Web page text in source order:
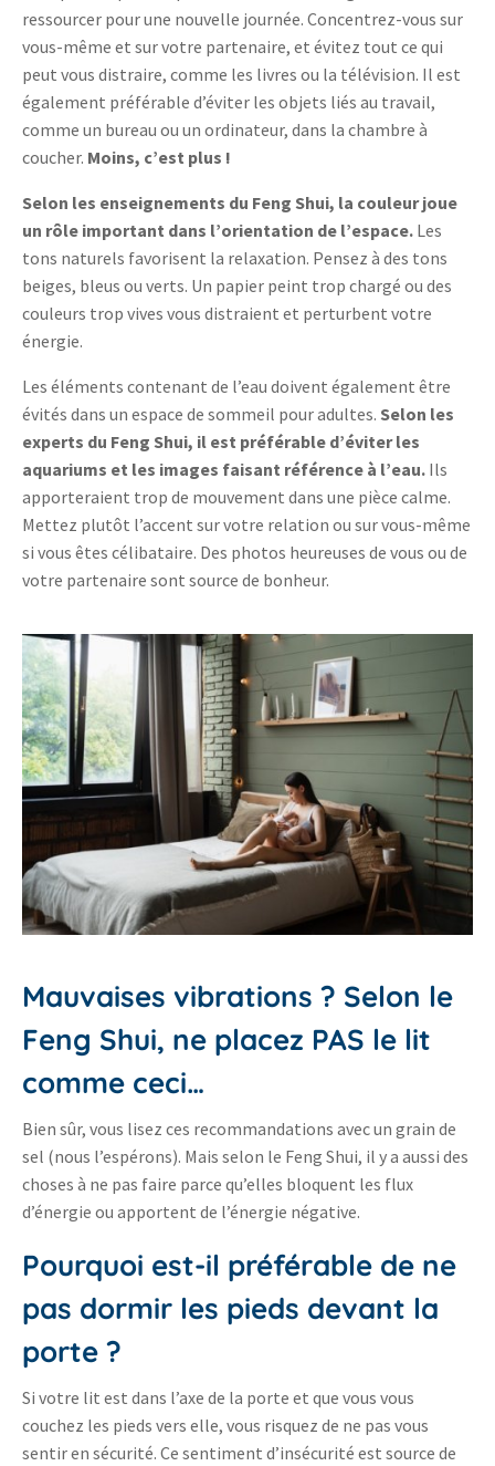
ressourcer pour une nouvelle journée. Concentrez-vous sur
vous-même et sur votre partenaire, et évitez tout ce qui
peut vous distraire, comme les livres ou la télévision. Il est
également préférable d’éviter les objets liés au travail,
comme un bureau ou un ordinateur, dans la chambre à
coucher. Moins, c’est plus !
Selon les enseignements du Feng Shui, la couleur joue
un rôle important dans l’orientation de l’espace. Les
tons naturels favorisent la relaxation. Pensez à des tons
beiges, bleus ou verts. Un papier peint trop chargé ou des
couleurs trop vives vous distraient et perturbent votre
énergie.
Les éléments contenant de l’eau doivent également être
évités dans un espace de sommeil pour adultes. Selon les
experts du Feng Shui, il est préférable d’éviter les
aquariums et les images faisant référence à l’eau. Ils
apporteraient trop de mouvement dans une pièce calme.
Mettez plutôt l’accent sur votre relation ou sur vous-même
si vous êtes célibataire. Des photos heureuses de vous ou de
votre partenaire sont source de bonheur.
Mauvaises vibrations ? Selon le
Feng Shui, ne placez PAS le lit
comme ceci…
Bien sûr, vous lisez ces recommandations avec un grain de
sel (nous l’espérons). Mais selon le Feng Shui, il y a aussi des
choses à ne pas faire parce qu’elles bloquent les flux
d’énergie ou apportent de l’énergie négative.
Pourquoi est-il préférable de ne
pas dormir les pieds devant la
porte ?
Si votre lit est dans l’axe de la porte et que vous vous
couchez les pieds vers elle, vous risquez de ne pas vous
sentir en sécurité. Ce sentiment d’insécurité est source de